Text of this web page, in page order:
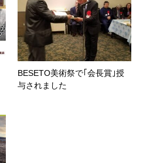
BESETO美術祭で｢会長賞｣授
与されました